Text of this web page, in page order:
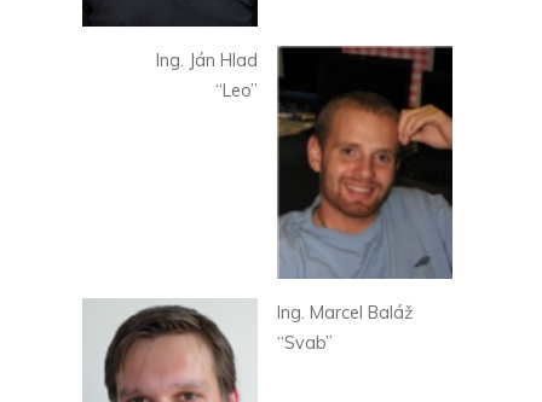
Ing. Ján Hlad
“Leo”
Ing. Marcel Baláž
“Svab”